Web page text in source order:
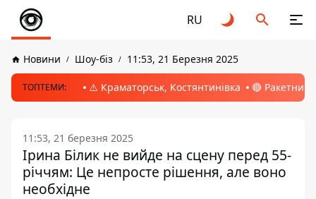
RU
Новини Шоу-біз 11:53, 21 Березня 2025
ТОПТЕМИ: ⚠️ Краматорськ, Костянтинівка 🔴 Ракетний
11:53, 21 березня 2025
Ірина Білик не вийде на сцену перед 55-
річчям: Це непросте рішення, але воно
необхідне